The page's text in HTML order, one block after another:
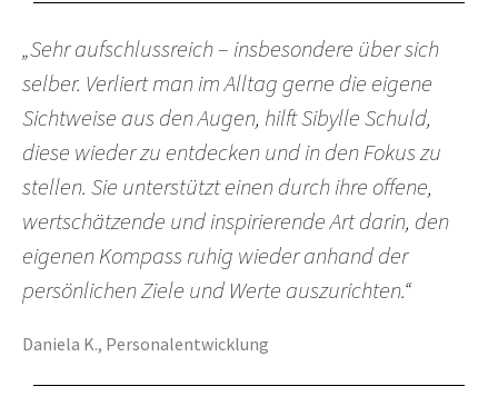
„Sehr aufschlussreich – insbesondere über sich
selber. Verliert man im Alltag gerne die eigene
Sichtweise aus den Augen, hilft Sibylle Schuld,
diese wieder zu entdecken und in den Fokus zu
stellen. Sie unterstützt einen durch ihre offene,
wertschätzende und inspirierende Art darin, den
eigenen Kompass ruhig wieder anhand der
persönlichen Ziele und Werte auszurichten.“
Daniela K., Personalentwicklung